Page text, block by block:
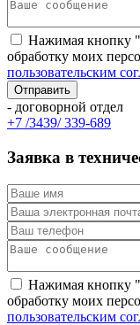
Нажимая кнопку
обработку моих
пользовательским
- договорной отдел
+7 /3439/ 339-689
Заявка в
Нажимая кнопку
обработку моих
пользовательским